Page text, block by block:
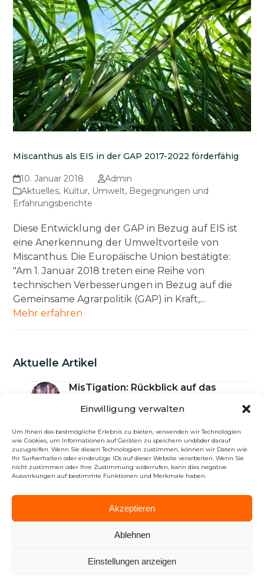
Einwilligung verwalten
Um Ihnen das bestmögliche Erlebnis zu bieten, verwenden wir Technologien
wie Cookies, um Informationen auf Geräten zu speichern und/oder darauf
zuzugreifen. Wenn Sie diesen Technologien zustimmen, können wir Daten wie
Ihr Surfverhalten oder eindeutige IDs auf dieser Website verarbeiten. Wenn Sie
nicht zustimmen oder Ihre Zustimmung widerrufen, kann dies negative
Auswirkungen auf bestimmte Funktionen und Merkmale haben.
Akzeptieren
Ablehnen
Einstellungen anzeigen
Miscanthus als EIS in der GAP 2017-2022 förderfähig
10. Januar 2018
Admin
Aktuelles, Kultur, Umwelt, Begegnungen und
Erfahrungsberichte
Diese Entwicklung der GAP in Bezug auf EIS ist
eine Anerkennung der Umweltvorteile von
Miscanthus. Die Europäische Union bestätigte:
"Am 1. Januar 2018 treten eine Reihe von
technischen Verbesserungen in Bezug auf die
Gemeinsame Agrarpolitik (GAP) in Kraft,...
Mehr erfahren
Aktuelle Artikel
MisTigation: Rückblick auf das
Austausch der Ergebnisse
Miscanthus-Anpflanzungen im
Gebiet von Douarnenez: Teil 2
16. Juli 2026
Neuer Meilenstein am Novabiom-
6. Juli 2026
Miscanthus und Stickstoffdüngung:
neue Erkenntnisse
29. Juni 2026
Beauvais – Akt 2: die Anpflanzungen